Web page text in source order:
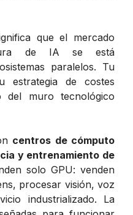
que el mercado
de IA se está
paralelos. Tu
estrategia de costes
del muro tecnológico
centros de cómputo
y entrenamiento de
solo GPU: venden
procesar visión, voz
industrializado. La